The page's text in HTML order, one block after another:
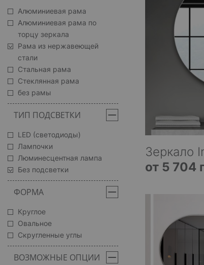
Алюминиевая рама
Алюминиевая рама по
торцу зеркала
Рама из нержавеющей
стали
Стальная рама
Стеклянная рама
без рамы
ТИП ПОДСВЕТКИ
LED (светодиоды)
Лампочки
Люминесцентная лампа
Без подсветки
ФОРМА
Круглое
Овальное
Скругленные углы
ВОЗМОЖНЫЕ ОПЦИИ
Зеркало
от 5 704